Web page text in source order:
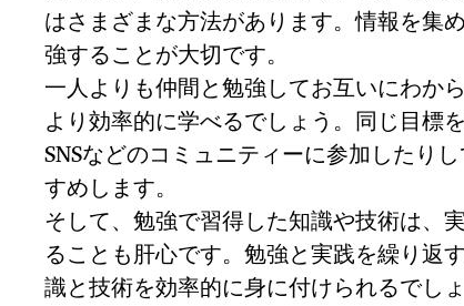
はさまざまな方法があります。情報を集
強することが大切です。
一人よりも仲間と勉強してお互いにわか
より効率的に学べるでしょう。同じ目標
SNSなどのコミュニティーに参加したり
すめします。
そして、勉強で習得した知識や技術は、
ることも肝心です。勉強と実践を繰り返
識と技術を効率的に身に付けられるでしょ